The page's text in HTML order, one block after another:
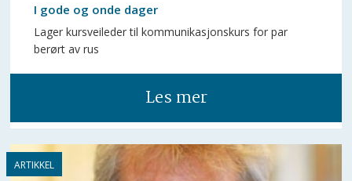
I gode og onde dager
Lager kursveileder til kommunikasjonskurs for par
berørt av rus
Les mer